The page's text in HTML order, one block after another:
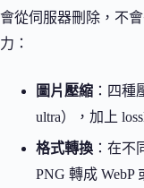
會從伺服器刪除，不
力：
圖片壓縮 ：四種
ultra），加上
格式轉換 ：在
PNG 轉成 WebP